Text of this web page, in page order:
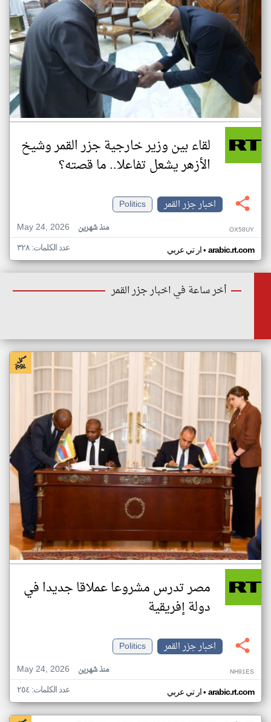
لقاء بين وزير خارجية جزر القمر وشيخ
الأزهر يشعل تفاعلا.. ما قصته؟
اخبار جزر القمر
Politics
May 24, 2026
منذ شهرين OX58UY
ار تي عربي• arabic.rt.com عدد الكلمات: ٣٢٨
أخر ساعة في اخبار جزر القمر
مصر تدرس مشروعا عملاقا جديدا في
دولة إفريقية
اخبار جزر القمر
Politics
May 24, 2026
منذ شهرين NH91ES
ار تي عربي• arabic.rt.com عدد الكلمات: ٢٥٤